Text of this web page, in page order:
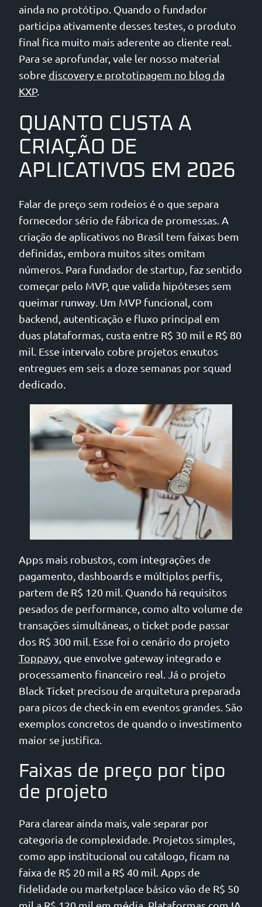
ainda no protótipo. Quando o fundador
participa ativamente desses testes, o produto
final fica muito mais aderente ao cliente real.
Para se aprofundar, vale ler nosso material
sobre discovery e prototipagem no blog da
KXP.
QUANTO CUSTA A
CRIAÇÃO DE
APLICATIVOS EM 2026
Falar de preço sem rodeios é o que separa
fornecedor sério de fábrica de promessas. A
criação de aplicativos no Brasil tem faixas bem
definidas, embora muitos sites omitam
números. Para fundador de startup, faz sentido
começar pelo MVP, que valida hipóteses sem
queimar runway. Um MVP funcional, com
backend, autenticação e fluxo principal em
duas plataformas, custa entre R$ 30 mil e R$ 80
mil. Esse intervalo cobre projetos enxutos
entregues em seis a doze semanas por squad
dedicado.
Apps mais robustos, com integrações de
pagamento, dashboards e múltiplos perfis,
partem de R$ 120 mil. Quando há requisitos
pesados de performance, como alto volume de
transações simultâneas, o ticket pode passar
dos R$ 300 mil. Esse foi o cenário do projeto
Toppayy , que envolve gateway integrado e
processamento financeiro real. Já o projeto
Black Ticket precisou de arquitetura preparada
para picos de check-in em eventos grandes. São
exemplos concretos de quando o investimento
maior se justifica.
Faixas de preço por tipo
de projeto
Para clarear ainda mais, vale separar por
categoria de complexidade. Projetos simples,
como app institucional ou catálogo, ficam na
faixa de R$ 20 mil a R$ 40 mil. Apps de
fidelidade ou marketplace básico vão de R$ 50